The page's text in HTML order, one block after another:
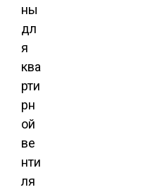
ны
дл
я
ква
рти
рн
ой
ве
нти
ля